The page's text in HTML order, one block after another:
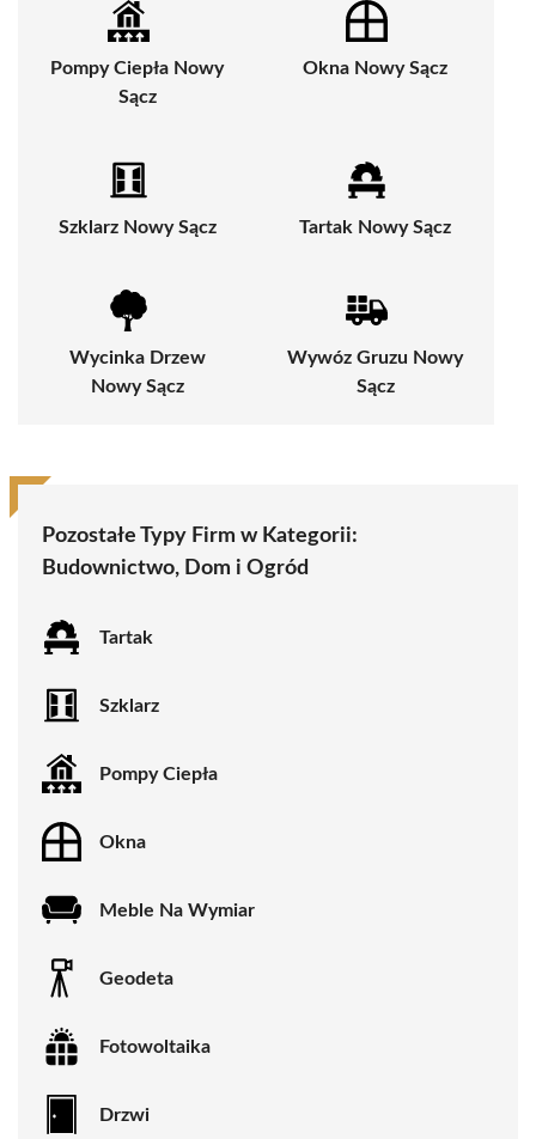
Pompy Ciepła Nowy
Sącz
Okna Nowy Sącz
Szklarz Nowy Sącz Tartak Nowy Sącz
Wycinka Drzew
Nowy Sącz
Wywóz Gruzu Nowy
Sącz
Pozostałe Typy Firm w Kategorii:
Budownictwo, Dom i Ogród
Tartak
Szklarz
Pompy Ciepła
Okna
Meble Na Wymiar
Geodeta
Fotowoltaika
Drzwi